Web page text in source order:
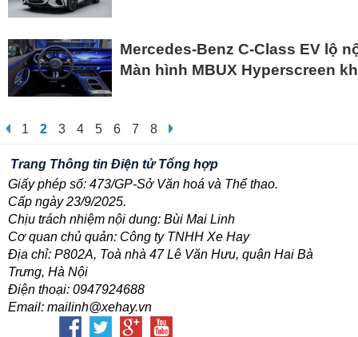
Mercedes-Benz C-Class EV lộ
Màn hình MBUX Hyperscreen
1 2 3 4 5 6 7 8
Trang Thông tin Điện tử Tổng hợp
Giấy phép số: 473/GP-Sở Văn hoá và Thể thao.
Cấp ngày 23/9/2025.
Chịu trách nhiệm nội dung: Bùi Mai Linh
Cơ quan chủ quản: Công ty TNHH Xe Hay
Địa chỉ: P802A, Toà nhà 47 Lê Văn Hưu, quận Hai Bà
Trưng, Hà Nội
Điện thoại: 0947924688
Email: mailinh@xehay.vn